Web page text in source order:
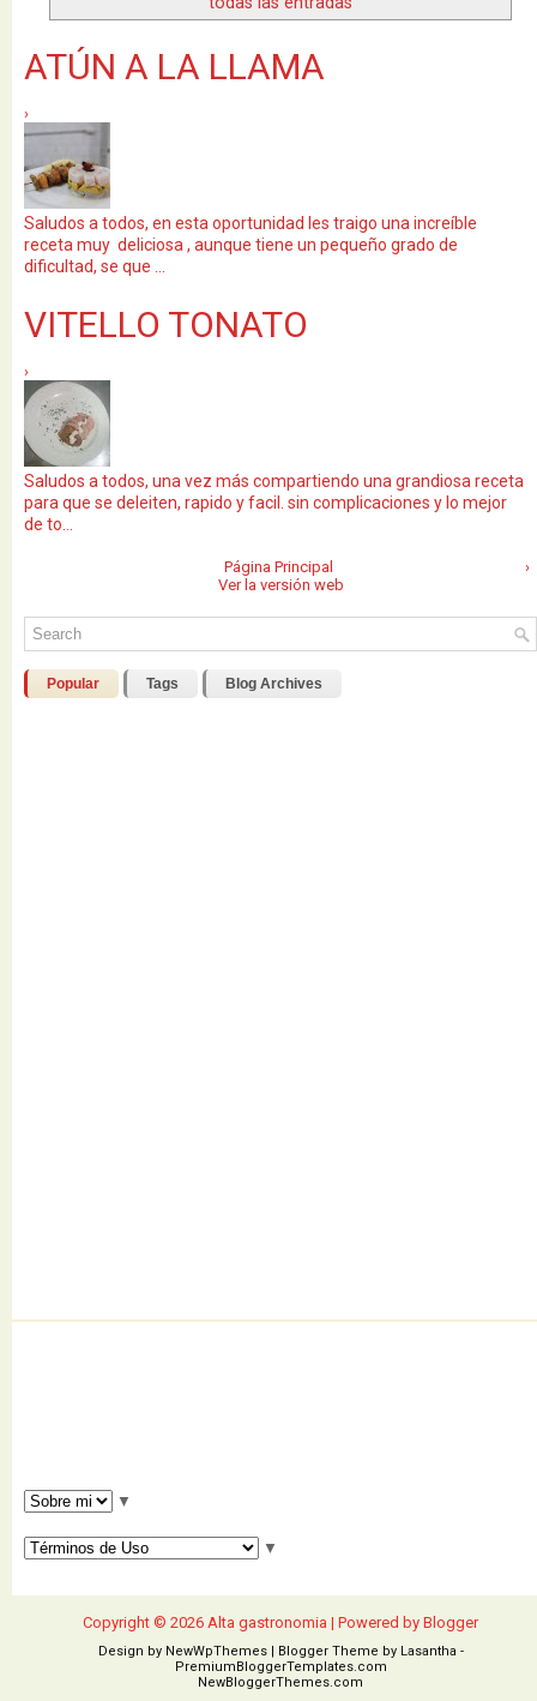
ATÚN A LA LLAMA
›
Saludos a todos, en esta oportunidad les traigo una increíble
receta muy deliciosa , aunque tiene un pequeño grado de
dificultad, se que ...
VITELLO TONATO
›
Saludos a todos, una vez más compartiendo una grandiosa receta
para que se deleiten, rapido y facil. sin complicaciones y lo mejor
de to...
›
Página Principal
Ver la versión web
Popular Tags Blog Archives
▼
▼
Copyright © 2026 Alta gastronomia | Powered by Blogger
Design by NewWpThemes| Blogger Theme by Lasantha -
PremiumBloggerTemplates.com
NewBloggerThemes.com